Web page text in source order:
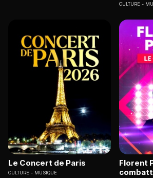
CULTURE
Le Concert de Paris
CULTURE MUSIQUE
Florent